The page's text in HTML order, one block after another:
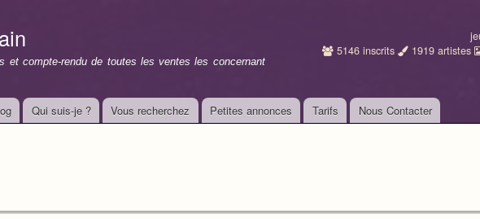
et compte-rendu de toutes les ventes les concernant
5146 inscrits 1919 artistes
Qui suis-je ? Vous recherchez Petites annonces Tarifs Nous Contacter